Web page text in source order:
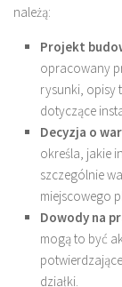
należą:
Projekt
opracowany
rysunki, opisy
dotyczące
Decyzja o
określa, jakie
szczególnie
miejscowego
Dowody na
mogą to być
działki.